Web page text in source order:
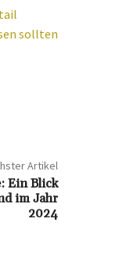
sollten
Artikel
Ein Blick
im Jahr
2024